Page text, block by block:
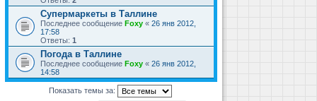
Супермаркеты в Таллине
Последнее сообщение Foxy « 26 янв 2012,
17:58
Ответы: 1
Погода в Таллине
Последнее сообщение Foxy « 26 янв 2012,
14:58
Показать темы за: